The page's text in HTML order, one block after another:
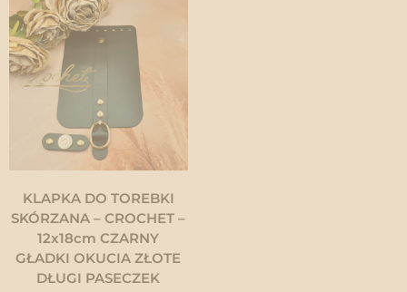
KLAPKA DO TOREBKI
SKÓRZANA – CROCHET –
12x18cm CZARNY
GŁADKI OKUCIA ZŁOTE
DŁUGI PASECZEK